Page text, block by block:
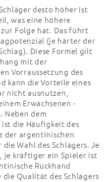
desto höher ist
was eine höhere
Folge hat. Das führt
(je härter der
Diese Formel gilt
mit der
Vorraussetzung des
kann die Vorteile eines
nicht ausnutzen,
Erwachsenen -
dem
die Häufigkeit des
der argentinischen
Wahl des Schlägers. Je
kräftiger ein Spieler ist
Rückhand
Qualität des Schlägers